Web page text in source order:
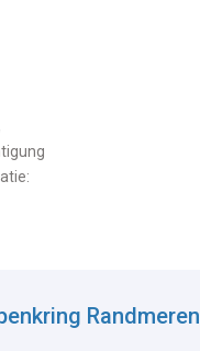
Randmeren